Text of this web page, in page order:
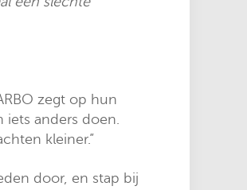
zegt op hun
anders doen.
kleiner.”
door, en stap bij